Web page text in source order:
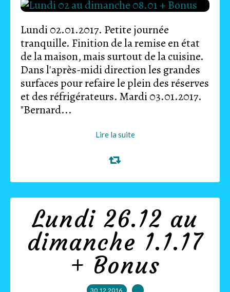
Lundi 02.01.2017. Petite journée
tranquille. Finition de la remise en état
de la maison, mais surtout de la cuisine.
Dans l'après-midi direction les grandes
surfaces pour refaire le plein des réserves
et des réfrigérateurs. Mardi 03.01.2017.
"Bernard...
Lire la suite
Lundi 26.12 au
dimanche 1.1.17
+ Bonus
30.12.2016 …